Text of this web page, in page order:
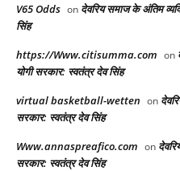
V65 Odds on देवरिय समाज के अंतिम
सिंह
https://Www.citisumma.com on
योगी सरकार: स्वतंत्र देव सिंह
virtual basketball-wetten on
सरकार: स्वतंत्र देव सिंह
Www.annaspreafico.com on
सरकार: स्वतंत्र देव सिंह